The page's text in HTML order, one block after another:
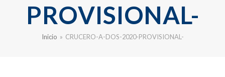
PROVISIONAL-
Inicio » CRUCERO-A-DOS-2020-PROVISIONAL-